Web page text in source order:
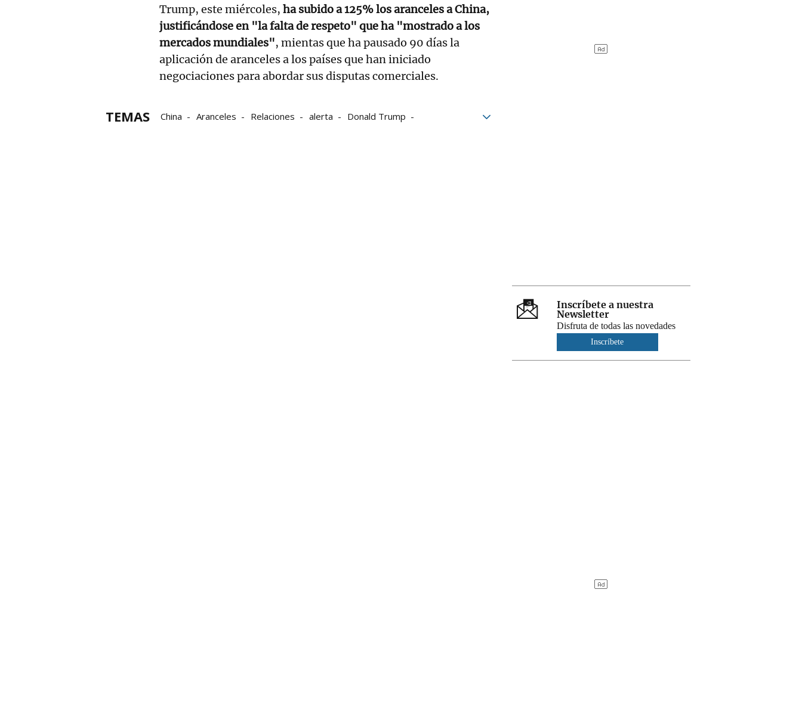
Trump, este miércoles, ha subido a 125% los aranceles a China,
justificándose en "la falta de respeto" que ha "mostrado a los
mercados mundiales", mientas que ha pausado 90 días la
aplicación de aranceles a los países que han iniciado
negociaciones para abordar sus disputas comerciales.
TEMAS China Aranceles Relaciones alerta
Donald Trump
Inscríbete a nuestra
Newsletter
Disfruta de todas las novedades
Inscríbete